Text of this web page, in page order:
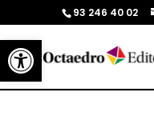
Abrir barra de herramientas
93 246 40 02